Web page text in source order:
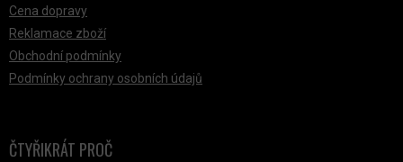
Cena dopravy
Reklamace zboží
Obchodní podmínky
Podmínky ochrany osobních údajů
ČTYŘIKRÁT PROČ